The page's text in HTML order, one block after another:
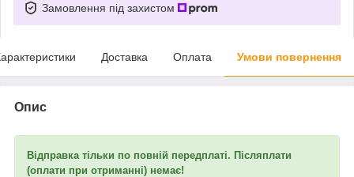
Замовлення під захистом
Доставка Оплата Умови повернення
Опис
Відправка тільки по повній передплаті. Післяплати
(оплати при отриманні) немає!